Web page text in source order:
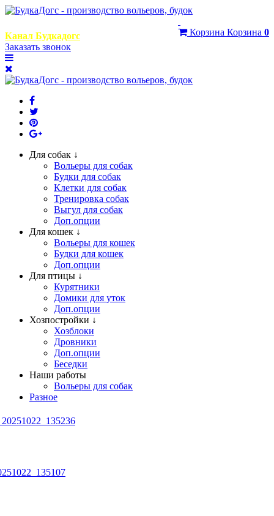
Корзина Корзина 0
Канал Будкадогс
Заказать звонок
Для собак ↓
Вольеры для собак
Будки для собак
Клетки для собак
Тренировка собак
Выгул для собак
Доп.опции
Для кошек ↓
Вольеры для кошек
Будки для кошек
Доп.опции
Для птицы ↓
Курятники
Домики для уток
Доп.опции
Хозпостройки ↓
Хозблоки
Дровники
Доп.опции
Беседки
Наши работы
Вольеры для собак
Разное